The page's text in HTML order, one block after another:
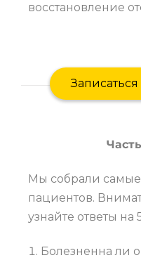
восстановление
Мы собрали
пациентов.
узнайте ответы на
Болезненна ли